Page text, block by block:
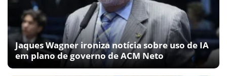
Jaques Wagner ironiza notícia sobre uso de IA
em plano de governo de ACM Neto